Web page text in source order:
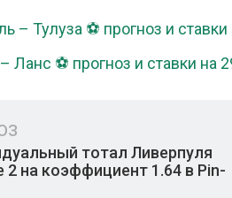
– Тулуза ⚽ прогноз и
Ланс ⚽ прогноз и ставки на
тотал Ливерпуля
2 на коэффициент 1.64 в Pin-